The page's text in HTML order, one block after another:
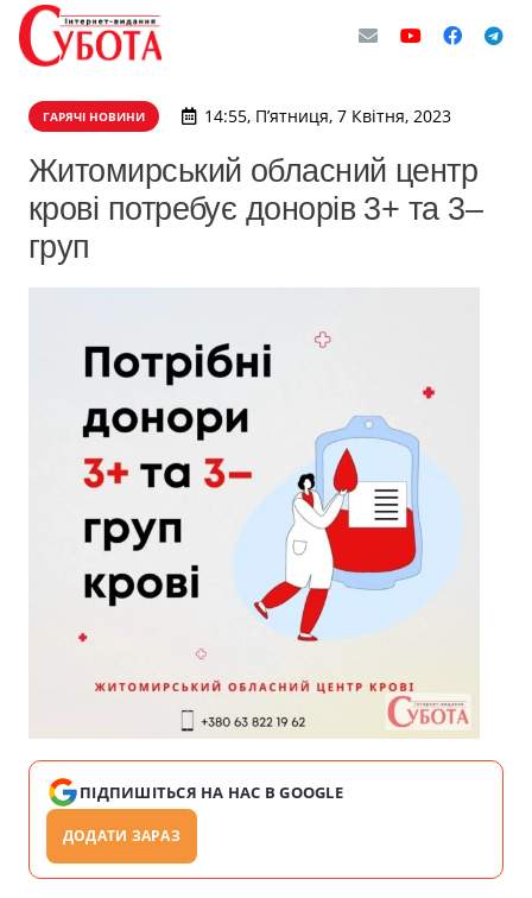
ГАРЯЧІ НОВИНИ 14:55, П’ятниця, 7 Квітня, 2023
Житомирський обласний центр
крові потребує донорів 3+ та 3–
груп
ПІДПИШІТЬСЯ НА НАС В GOOGLE
ДОДАТИ ЗАРАЗ